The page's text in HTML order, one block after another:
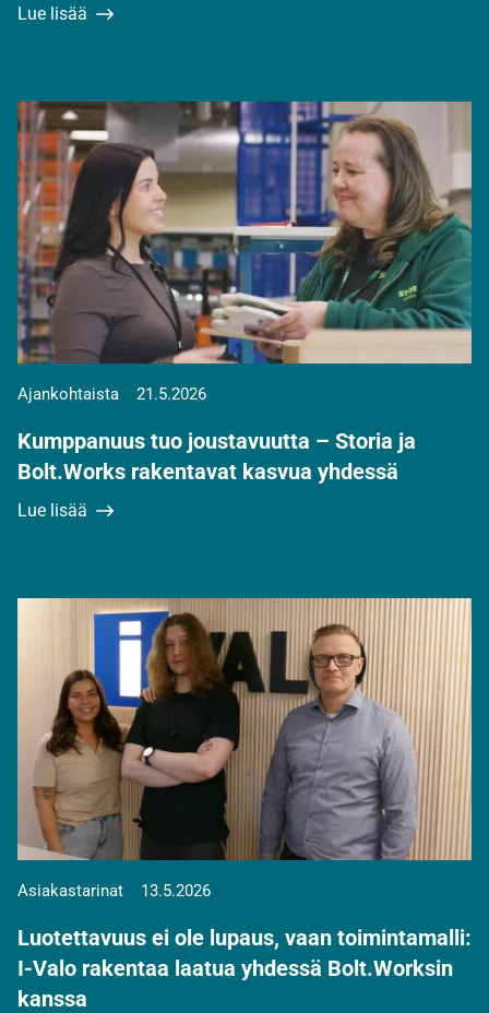
Lue lisää
Ajankohtaista 21.5.2026
Kumppanuus tuo joustavuutta – Storia ja
Bolt.Works rakentavat kasvua yhdessä
Lue lisää
Asiakastarinat 13.5.2026
Luotettavuus ei ole lupaus, vaan toimintamalli:
I-Valo rakentaa laatua yhdessä Bolt.Worksin
kanssa